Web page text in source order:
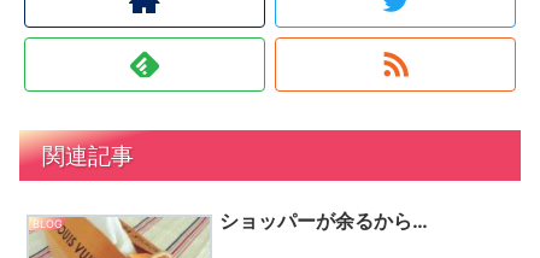
関連記事
BLOG ショッパーが余るから…